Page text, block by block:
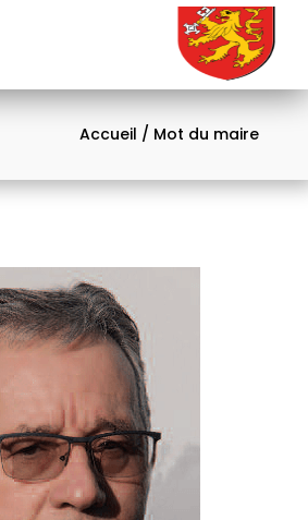
Accueil / Mot du maire